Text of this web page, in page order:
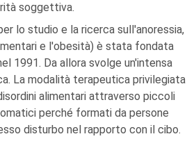
soggettiva.
lo studio e la ricerca sull'anoressia,
e l'obesità) è stata fondata
1991. Da allora svolge un'intensa
La modalità terapeutica privilegiata
alimentari attraverso piccoli
perché formati da persone
disturbo nel rapporto con il cibo.